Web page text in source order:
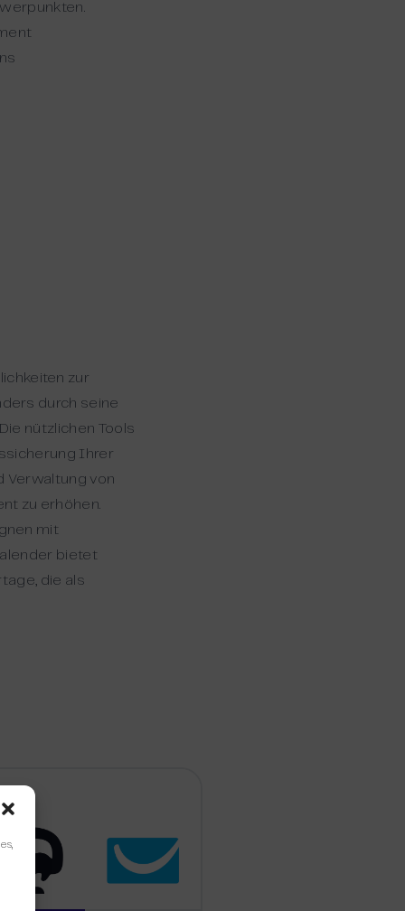
zur
durch seine
nützlichen Tools
Ihrer
Verwaltung von
zu erhöhen.
mit
bietet
die als